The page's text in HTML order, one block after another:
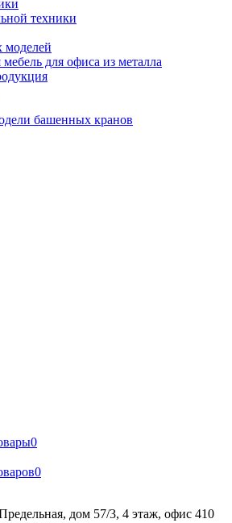
техники
моделей
для офиса из металла
башенных кранов
0
0
дом 57/3, 4 этаж, офис 410